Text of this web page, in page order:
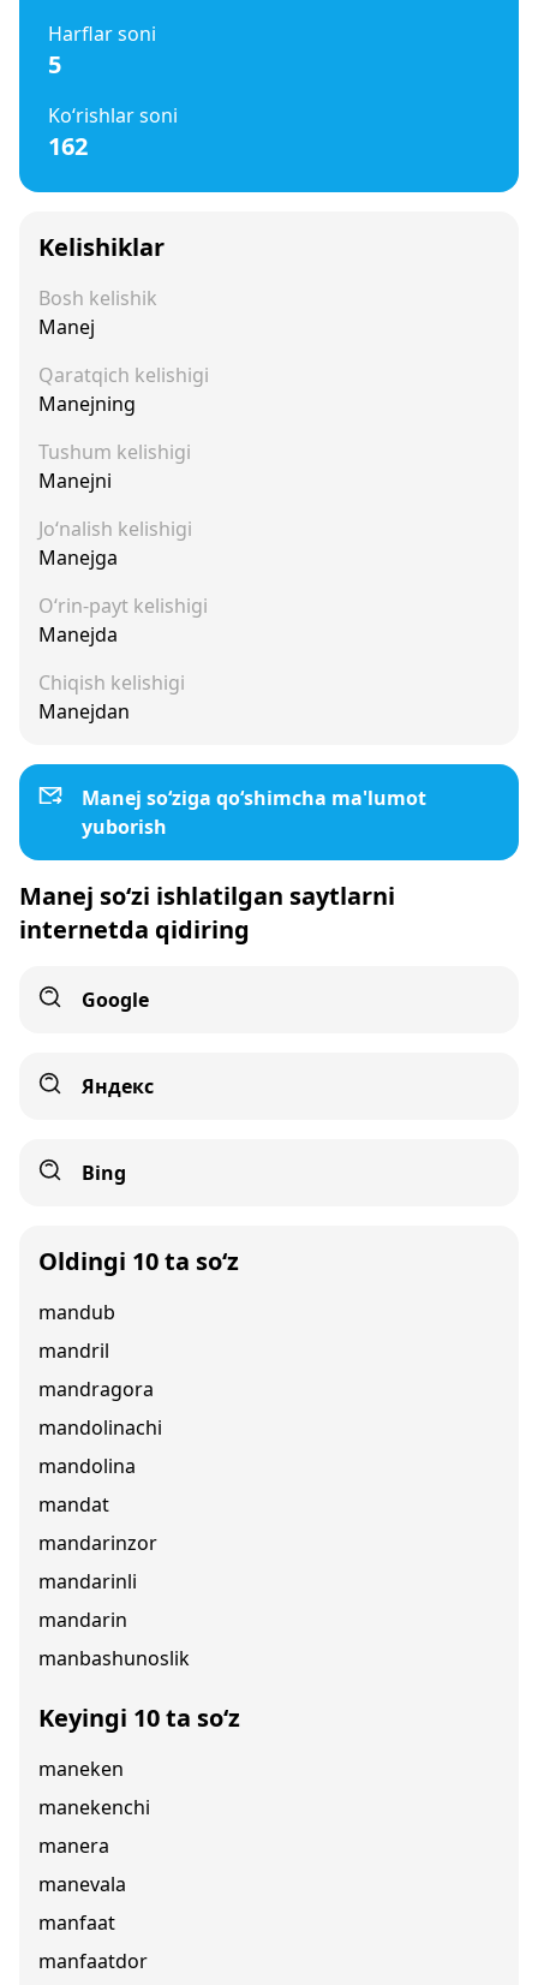
Harflar soni
5
Ko‘rishlar soni
162
Kelishiklar
Bosh kelishik
Manej
Qaratqich kelishigi
Manejning
Tushum kelishigi
Manejni
Jo‘nalish kelishigi
Manejga
O‘rin-payt kelishigi
Manejda
Chiqish kelishigi
Manejdan
Manej so‘ziga qo‘shimcha ma'lumot
yuborish
Manej so‘zi ishlatilgan saytlarni
internetda qidiring
Google
Яндекс
Bing
Oldingi 10 ta so‘z
mandub
mandril
mandragora
mandolinachi
mandolina
mandat
mandarinzor
mandarinli
mandarin
manbashunoslik
Keyingi 10 ta so‘z
maneken
manekenchi
manera
manevala
manfaat
manfaatdor